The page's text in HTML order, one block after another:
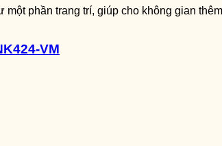
phần trang trí, giúp cho không gian
VM